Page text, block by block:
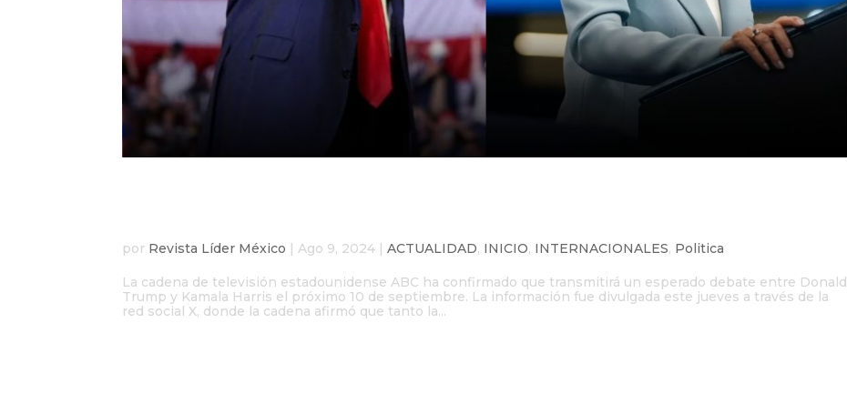
por Revista Líder México |Ago 9, 2024 |ACTUALIDAD, INICIO, INTERNACIONALES, Politica
La cadena de televisión estadounidense ABC ha confirmado que transmitirá un esperado debate entre Donald
Trump y Kamala Harris el próximo 10 de septiembre. La información fue divulgada este jueves a través de la
red social X, donde la cadena afirmó que tanto la...